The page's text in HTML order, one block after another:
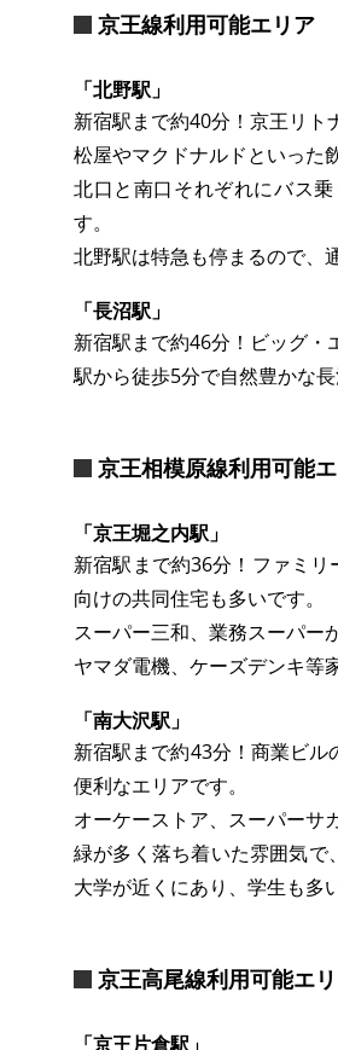
京王線利用可能エリア
「北野駅」
新宿駅まで約40分！京王リト
松屋やマクドナルドといった
北口と南口それぞれにバス
す。
北野駅は特急も停まるので、
「長沼駅」
新宿駅まで約46分！ビッグ・
駅から徒歩5分で自然豊かな
京王相模原線利用可能
「京王堀之内駅」
新宿駅まで約36分！ファミ
向けの共同住宅も多いです。
スーパー三和、業務スーパー
ヤマダ電機、ケーズデンキ等
「南大沢駅」
新宿駅まで約43分！商業ビ
便利なエリアです。
オーケーストア、スーパーサ
緑が多く落ち着いた雰囲気
大学が近くにあり、学生も多
京王高尾線利用可能エ
「京王片倉駅」